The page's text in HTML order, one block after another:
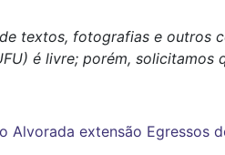
textos, fotografias e outros
é livre; porém,
Alvorada extensão Egressos